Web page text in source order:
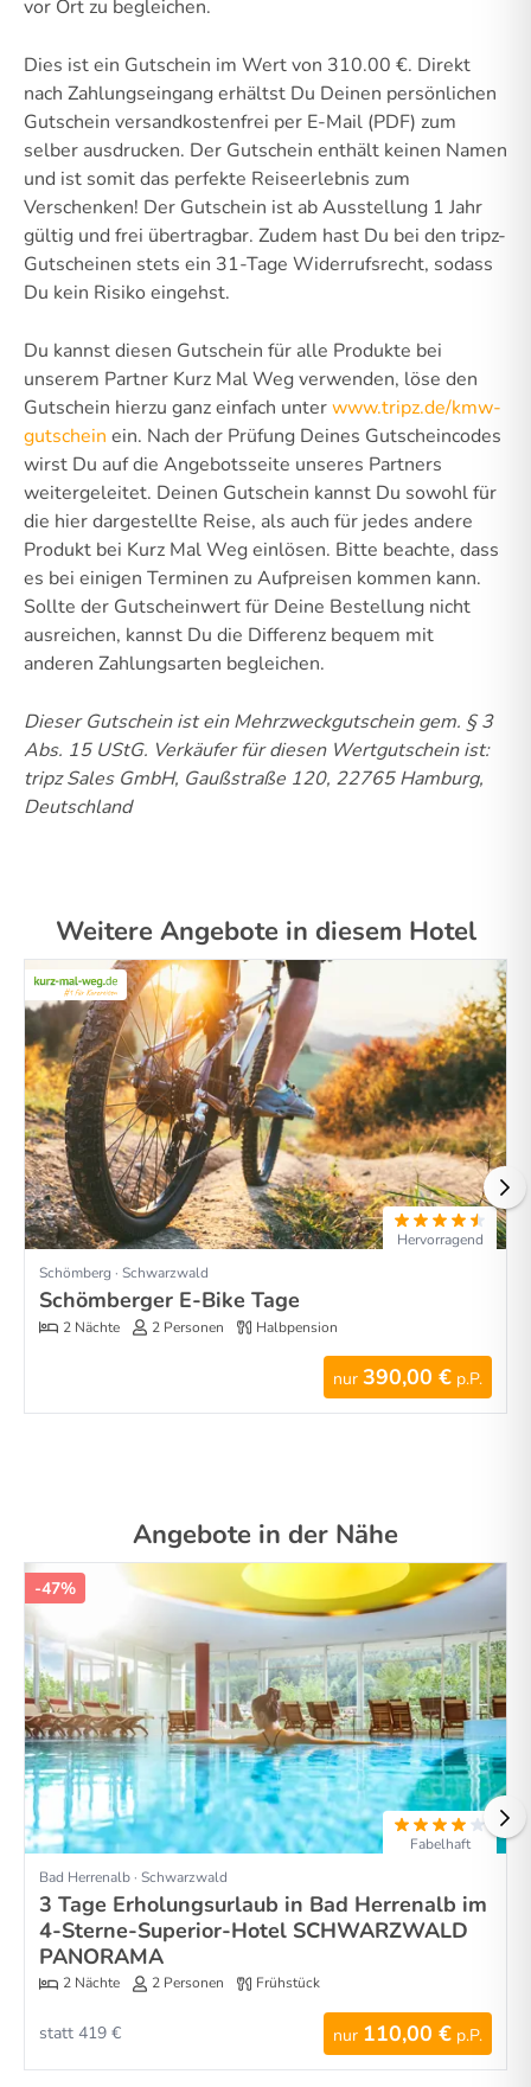
vor Ort zu begleichen.
Dies ist ein Gutschein im Wert von 310.00 €. Direkt
nach Zahlungseingang erhältst Du Deinen persönlichen
Gutschein versandkostenfrei per E-Mail (PDF) zum
selber ausdrucken. Der Gutschein enthält keinen Namen
und ist somit das perfekte Reiseerlebnis zum
Verschenken! Der Gutschein ist ab Ausstellung 1 Jahr
gültig und frei übertragbar. Zudem hast Du bei den tripz-
Gutscheinen stets ein 31-Tage Widerrufsrecht, sodass
Du kein Risiko eingehst.
Du kannst diesen Gutschein für alle Produkte bei
unserem Partner Kurz Mal Weg verwenden, löse den
Gutschein hierzu ganz einfach unterwww.tripz.de/kmw-
gutschein ein. Nach der Prüfung Deines Gutscheincodes
wirst Du auf die Angebotsseite unseres Partners
weitergeleitet. Deinen Gutschein kannst Du sowohl für
die hier dargestellte Reise, als auch für jedes andere
Produkt bei Kurz Mal Weg einlösen. Bitte beachte, dass
es bei einigen Terminen zu Aufpreisen kommen kann.
Sollte der Gutscheinwert für Deine Bestellung nicht
ausreichen, kannst Du die Differenz bequem mit
anderen Zahlungsarten begleichen.
Dieser Gutschein ist ein Mehrzweckgutschein gem. § 3
Abs. 15 UStG. Verkäufer für diesen Wertgutschein ist:
tripz Sales GmbH, Gaußstraße 120, 22765 Hamburg,
Deutschland
Weitere Angebote in diesem Hotel
Hervorragend
Schömberg · Schwarzwald
Schömberger E-Bike Tage
2 Nächte 2 Personen Halbpension
nur 390,00 € p.P.
Angebote in der Nähe
-47%
Fabelhaft
Bad Herrenalb · Schwarzwald
3 Tage Erholungsurlaub in Bad Herrenalb im
4-Sterne-Superior-Hotel SCHWARZWALD
PANORAMA
2 Nächte 2 Personen Frühstück
nur 110,00 € p.P.
statt 419 €